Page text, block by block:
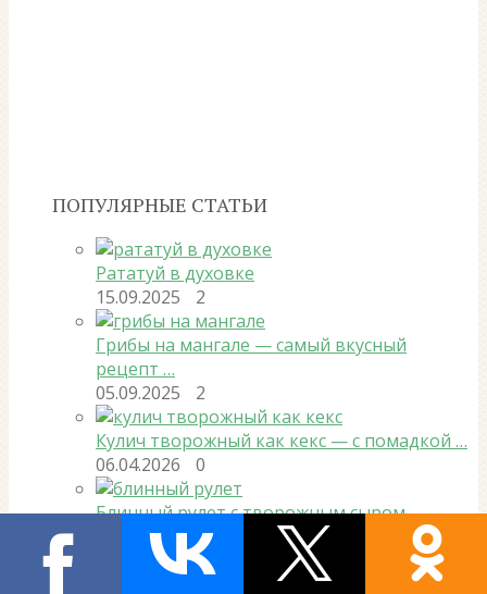
ПОПУЛЯРНЫЕ СТАТЬИ
Рататуй в духовке
15.09.2025
2
Грибы на мангале — самый вкусный
рецепт …
05.09.2025
2
Кулич творожный как кекс — с помадкой …
06.04.2026
0
Блинный рулет с творожным сыром,
огурцом и …
18.02.2026
0